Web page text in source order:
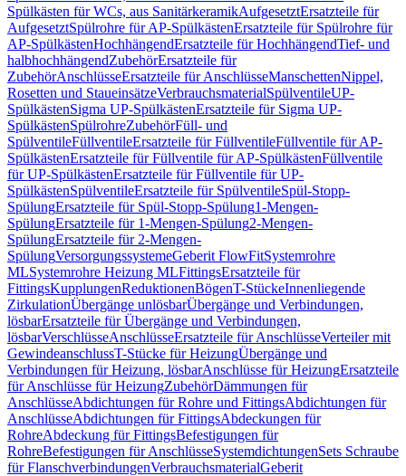
Spülkästen für WCs, aus SanitärkeramikAufgesetztErsatzteile für
AufgesetztSpülrohre für AP-SpülkästenErsatzteile für Spülrohre für
AP-SpülkästenHochhängendErsatzteile für HochhängendTief- und
halbhochhängendZubehörErsatzteile für
ZubehörAnschlüsseErsatzteile für AnschlüsseManschettenNippel,
Rosetten und StaueinsätzeVerbrauchsmaterialSpülventileUP-
SpülkästenSigma UP-SpülkästenErsatzteile für Sigma UP-
SpülkästenSpülrohreZubehörFüll- und
SpülventileFüllventileErsatzteile für FüllventileFüllventile für AP-
SpülkästenErsatzteile für Füllventile für AP-SpülkästenFüllventile
für UP-SpülkästenErsatzteile für Füllventile für UP-
SpülkästenSpülventileErsatzteile für SpülventileSpül-Stopp-
SpülungErsatzteile für Spül-Stopp-Spülung1-Mengen-
SpülungErsatzteile für 1-Mengen-Spülung2-Mengen-
SpülungErsatzteile für 2-Mengen-
SpülungVersorgungssystemeGeberit FlowFitSystemrohre
MLSystemrohre Heizung MLFittingsErsatzteile für
FittingsKupplungenReduktionenBögenT-StückeInnenliegende
ZirkulationÜbergänge unlösbarÜbergänge und Verbindungen,
lösbarErsatzteile für Übergänge und Verbindungen,
lösbarVerschlüsseAnschlüsseErsatzteile für AnschlüsseVerteiler mit
GewindeanschlussT-Stücke für HeizungÜbergänge und
Verbindungen für Heizung, lösbarAnschlüsse für HeizungErsatzteile
für Anschlüsse für HeizungZubehörDämmungen für
AnschlüsseAbdichtungen für Rohre und FittingsAbdichtungen für
AnschlüsseAbdichtungen für FittingsAbdeckungen für
RohreAbdeckung für FittingsBefestigungen für
RohreBefestigungen für AnschlüsseSystemdichtungenSets Schraube
für FlanschverbindungenVerbrauchsmaterialGeberit